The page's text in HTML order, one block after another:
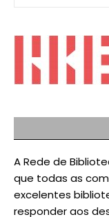
A Rede de
que todas as
excelentes
responder aos